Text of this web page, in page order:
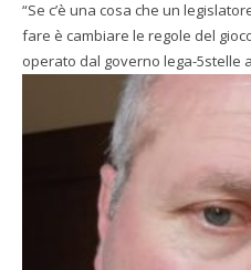
“Se c’è una cosa che un
fare è cambiare le regole del
operato dal governo lega-5stelle